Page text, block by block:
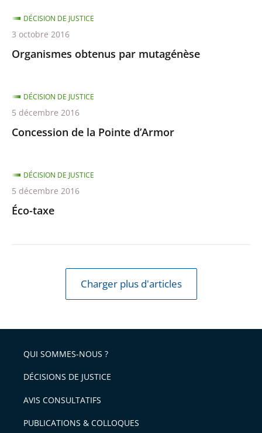
Organismes obtenus par mutagénèse
DÉCISION DE JUSTICE
3 octobre 2016
Concession de la Pointe d’Armor
DÉCISION DE JUSTICE
5 décembre 2016
Éco-taxe
DÉCISION DE JUSTICE
5 décembre 2016
Charger plus d'articles
QUI SOMMES-NOUS ?
DÉCISIONS DE JUSTICE
AVIS CONSULTATIFS
PUBLICATIONS & COLLOQUES